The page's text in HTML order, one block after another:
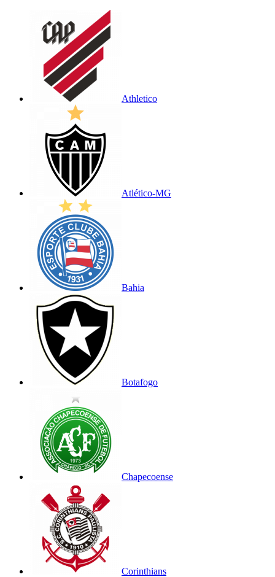
Athletico
Atlético-MG
Bahia
Botafogo
Chapecoense
Corinthians